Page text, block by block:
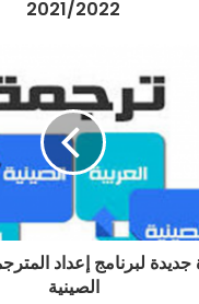
2021/2022
لبرنامج إعداد
الصينية